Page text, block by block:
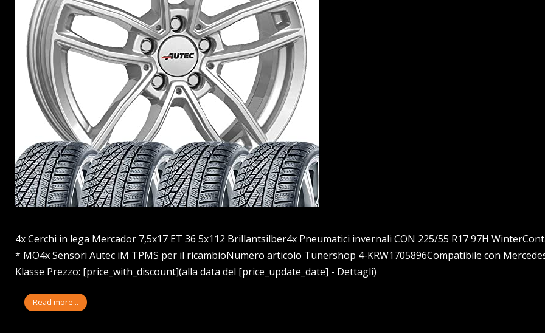
4x Cerchi in lega Mercador 7,5x17 ET 36 5x112 Brillantsilber4x Pneumatici invernali CON 225/55 R17 97H
* MO4x Sensori Autec iM TPMS per il ricambioNumero articolo Tunershop 4-KRW1705896Compatibile con
Klasse Prezzo: [price_with_discount](alla data del [price_update_date] - Dettagli)
Read more...